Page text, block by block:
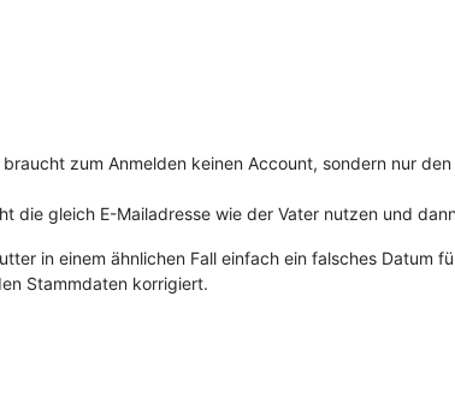
braucht zum Anmelden keinen Account, sondern nur
die gleich E-Mailadresse wie der Vater nutzen und
in einem ähnlichen Fall einfach ein falsches
Stammdaten korrigiert.